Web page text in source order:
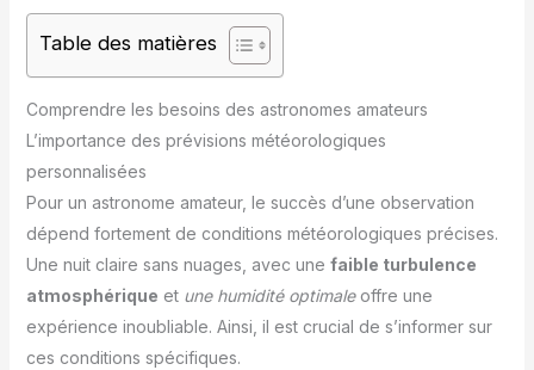
Table des matières
Comprendre les besoins des astronomes amateurs
L’importance des prévisions météorologiques
personnalisées
Pour un astronome amateur, le succès d’une observation
dépend fortement de conditions météorologiques précises.
Une nuit claire sans nuages, avec une faible turbulence
atmosphérique et une humidité optimaleoffre une
expérience inoubliable. Ainsi, il est crucial de s’informer sur
ces conditions spécifiques.